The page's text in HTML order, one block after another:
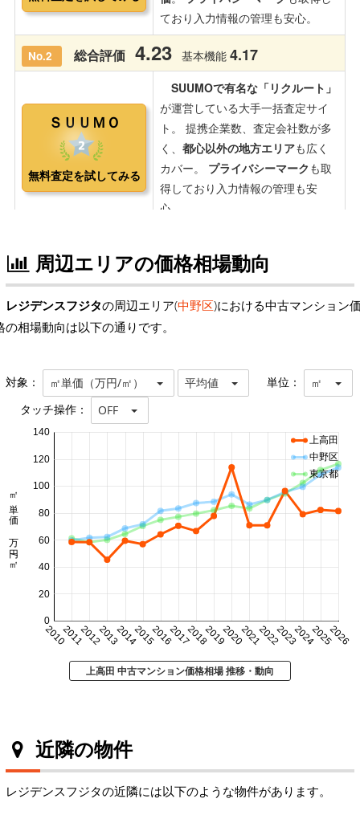
周辺エリアの価格相場動向
レジデンスフジタの周辺エリア(中野区)における中古マンション
の相場動向は以下の通りです。
対象： ㎡単価（万円/㎡） 平均値 単位： ㎡
タッチ操作： OFF
20102011201220132014201520162017201820192020202120222023202420252026
0
20
40
60
80
100
120
140
㎡単価 万円/㎡
上高田
中野区
東京都
上高田 中古マンション価格相場 推移・動向
近隣の物件
レジデンスフジタの近隣には以下のような物件があります。